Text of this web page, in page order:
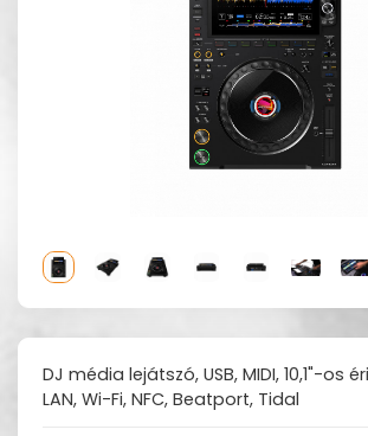
DJ média lejátszó, USB, MIDI, 10,1"-os
LAN, Wi-Fi, NFC, Beatport, Tidal